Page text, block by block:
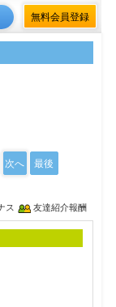
無料会員登録
次へ 最後
ス 友達紹介報酬